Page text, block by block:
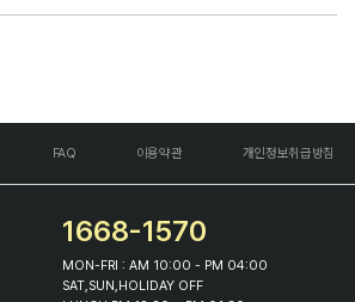
FAQ 이용약관 개인정보취급방침
1668-1570
MON-FRI : AM 10:00 - PM 04:00
SAT,SUN,HOLIDAY OFF